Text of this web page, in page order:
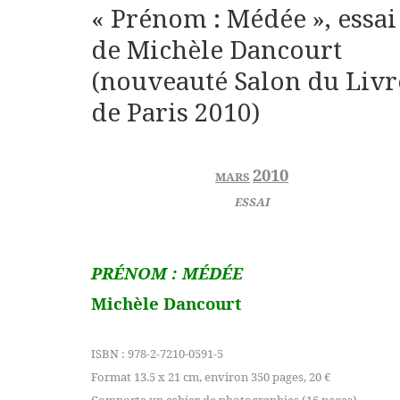
« Prénom : Médée », essai
de Michèle Dancourt
(nouveauté Salon du
de Paris 2010)
MARS 2010
ESSAI
PRÉNOM : MÉDÉE
Michèle Dancourt
ISBN : 978-2-7210-0591-5
Format 13.5 x 21 cm, environ 350 pages, 20 €